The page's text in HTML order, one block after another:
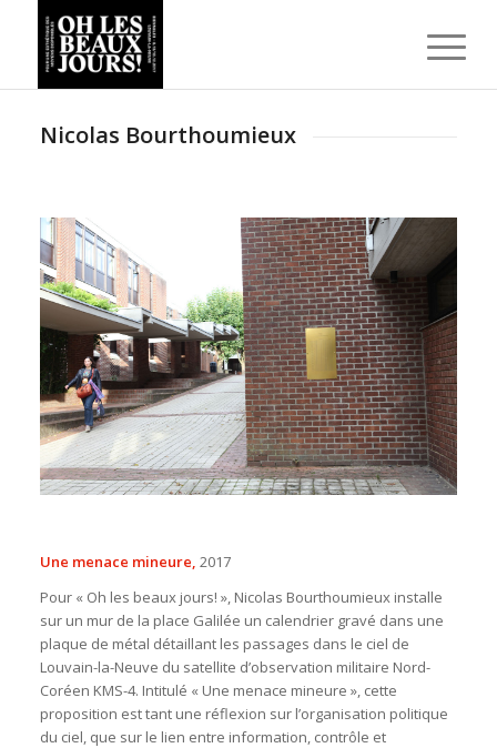
Nicolas Bourthoumieux
Une menace mineure, 2017
Pour « Oh les beaux jours! », Nicolas Bourthoumieux installe
sur un mur de la place Galilée un calendrier gravé dans une
plaque de métal détaillant les passages dans le ciel de
Louvain-la-Neuve du satellite d’observation militaire Nord-
Coréen KMS-4. Intitulé « Une menace mineure », cette
proposition est tant une réflexion sur l’organisation politique
du ciel, que sur le lien entre information, contrôle et